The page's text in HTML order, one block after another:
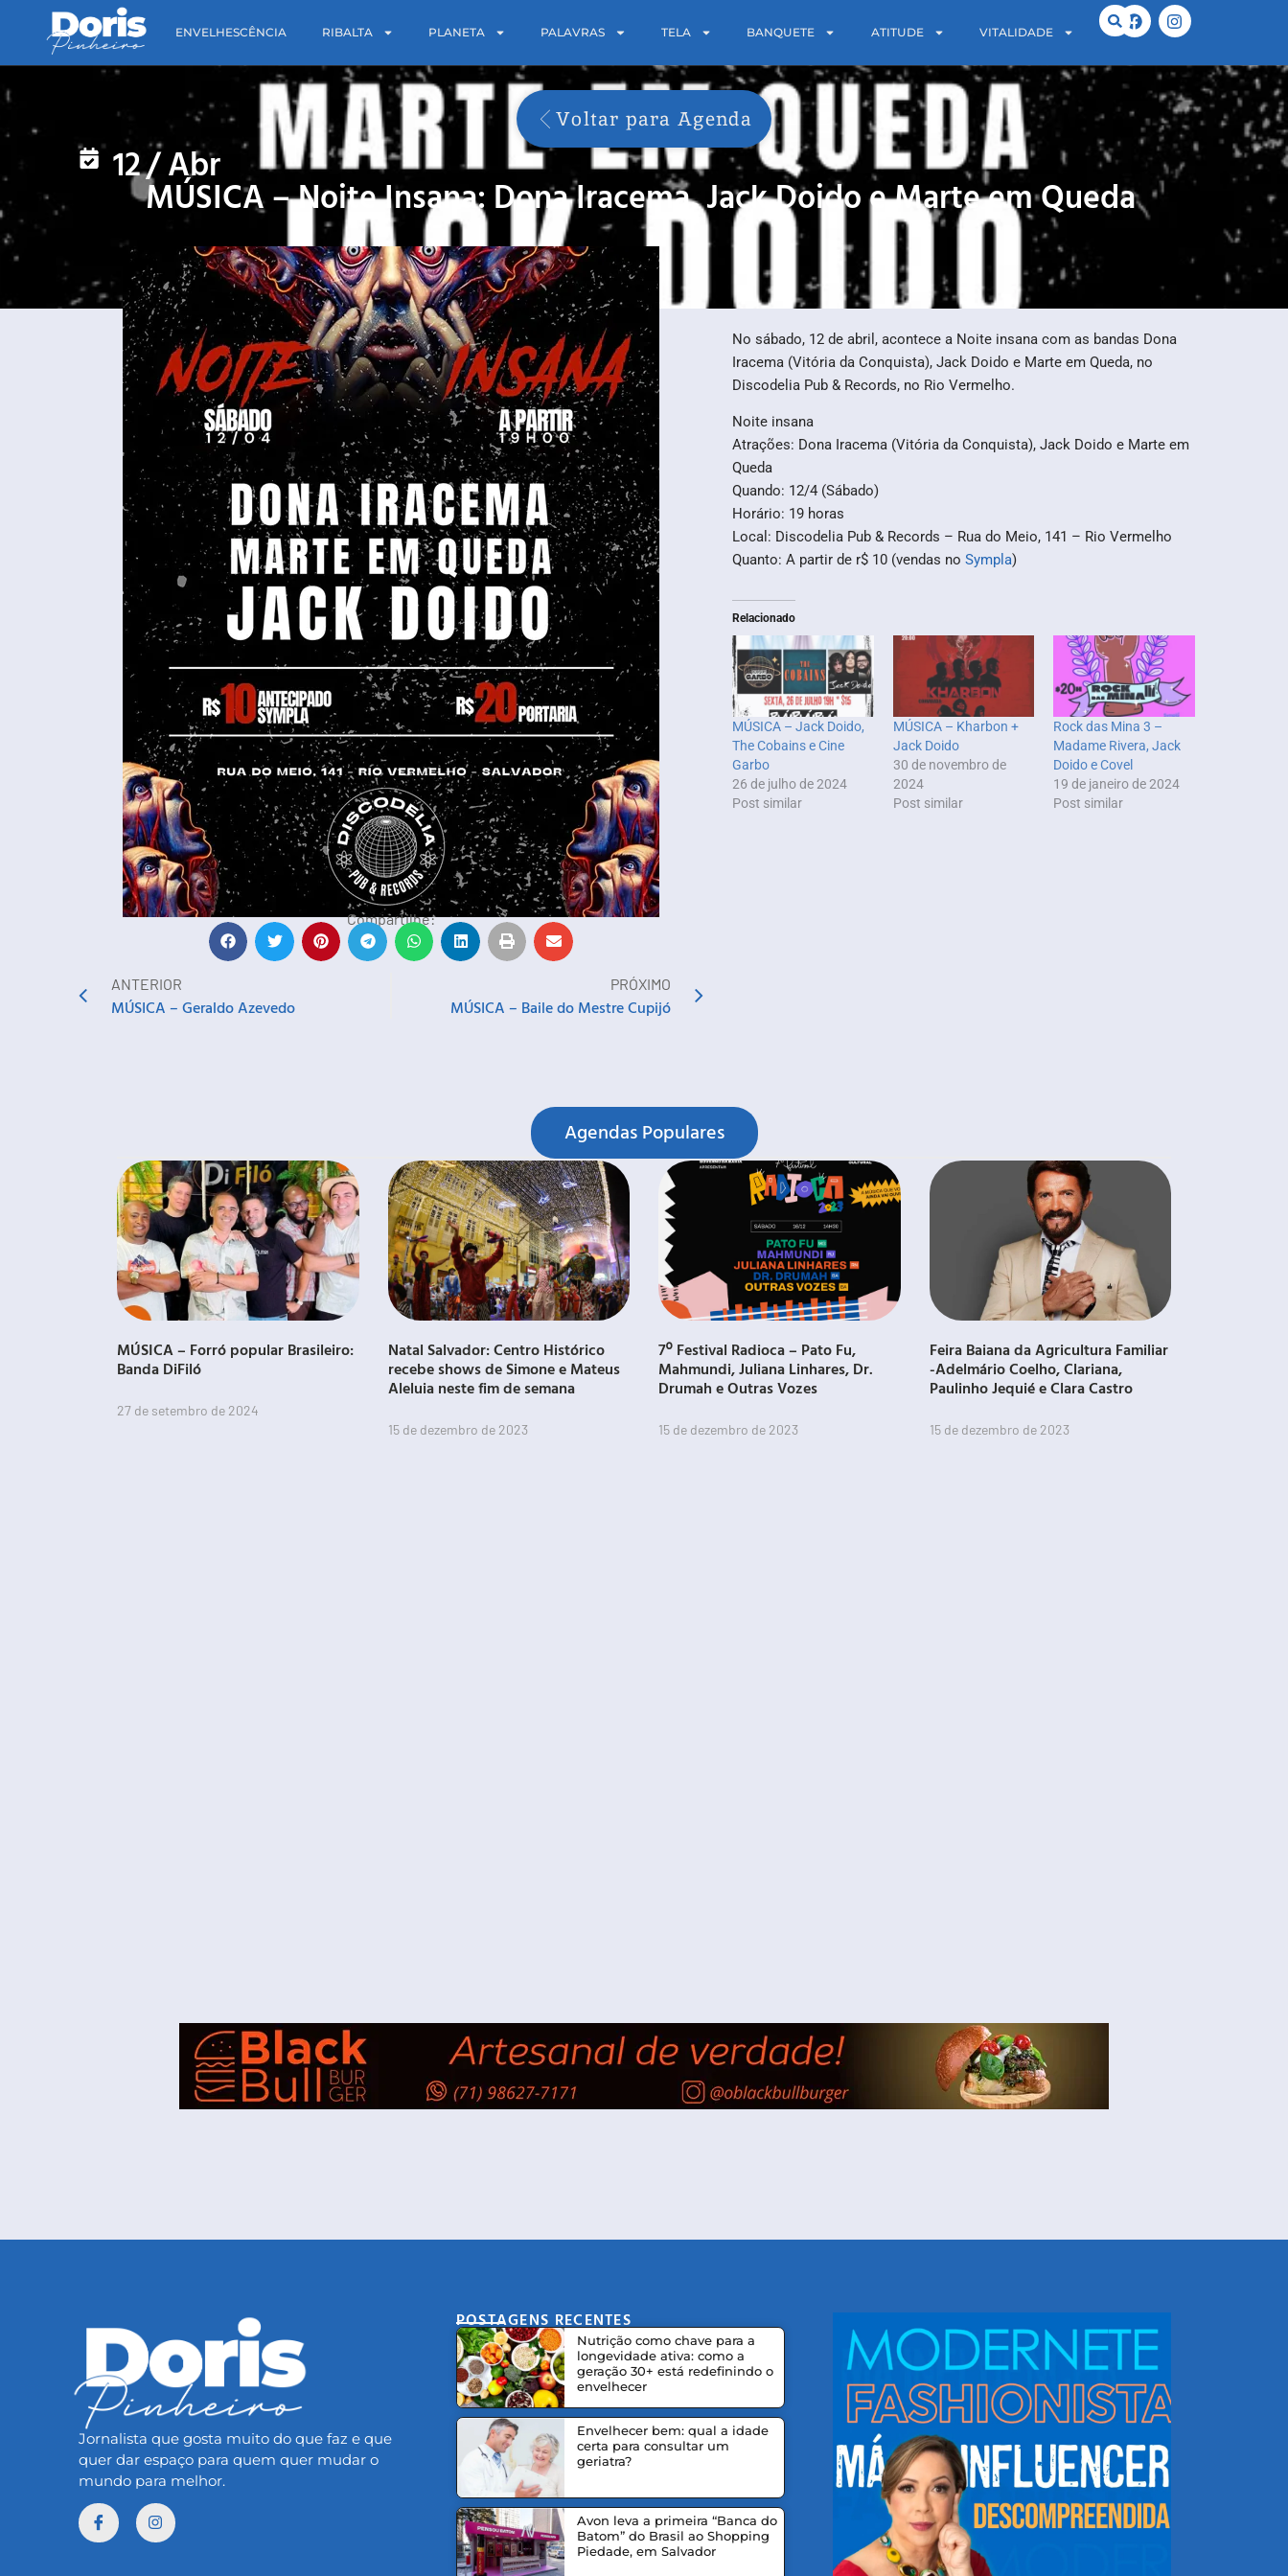
ENVELHESCÊNCIA RIBALTA PLANETA PALAVRAS TELA BANQUETE ATITUDE VITALIDADE
Voltar para Agenda
12/Abr
MÚSICA – Noite Insana: Dona Iracema, Jack Doido e Marte em Queda
Compartilhe:
ANTERIOR
MÚSICA – Geraldo Azevedo
PRÓXIMO
MÚSICA – Baile do Mestre Cupijó
No sábado, 12 de abril, acontece a Noite insana com as bandas Dona
Iracema (Vitória da Conquista), Jack Doido e Marte em Queda, no
Discodelia Pub & Records, no Rio Vermelho.
Noite insana
Atrações: Dona Iracema (Vitória da Conquista), Jack Doido e Marte em
Queda
Quando: 12/4 (Sábado)
Horário: 19 horas
Local: Discodelia Pub & Records – Rua do Meio, 141 – Rio Vermelho
Quanto: A partir de r$ 10 (vendas no Sympla)
Relacionado
MÚSICA – Jack Doido,
The Cobains e Cine
Garbo
26 de julho de 2024
Post similar
MÚSICA – Kharbon +
Jack Doido
30 de novembro de
2024
Post similar
Rock das Mina 3 –
Madame Rivera, Jack
Doido e Covel
19 de janeiro de 2024
Post similar
Agendas Populares
MÚSICA – Forró popular Brasileiro:
Banda DiFiló
27 de setembro de 2024
Natal Salvador: Centro Histórico
recebe shows de Simone e Mateus
Aleluia neste fim de semana
15 de dezembro de 2023
7º Festival Radioca – Pato Fu,
Mahmundi, Juliana Linhares, Dr.
Drumah e Outras Vozes
15 de dezembro de 2023
Feira Baiana da Agricultura Familiar
-Adelmário Coelho, Clariana,
Paulinho Jequié e Clara Castro
15 de dezembro de 2023
Jornalista que gosta muito do que faz e que
quer dar espaço para quem quer mudar o
mundo para melhor.
POSTAGENS RECENTES
Nutrição como chave para a
longevidade ativa: como a
geração 30+ está redefinindo o
envelhecer
Envelhecer bem: qual a idade
certa para consultar um
geriatra?
Avon leva a primeira “Banca do
Batom” do Brasil ao Shopping
Piedade, em Salvador
CONHEÇA DORIS E EQUIPE